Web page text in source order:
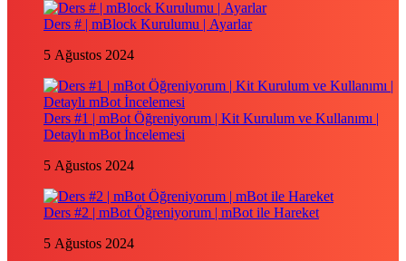
Ders # | mBlock Kurulumu | Ayarlar
5 Ağustos 2024
Ders #1 | mBot Öğreniyorum | Kit Kurulum ve Kullanımı |
Detaylı mBot İncelemesi
5 Ağustos 2024
Ders #2 | mBot Öğreniyorum | mBot ile Hareket
5 Ağustos 2024